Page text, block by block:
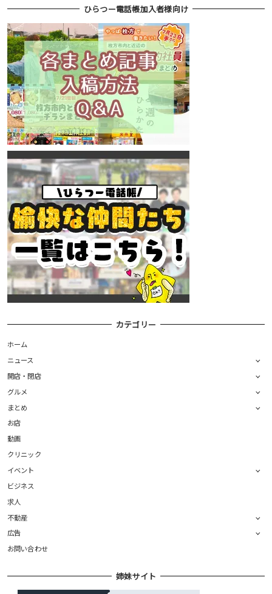
ひらつー電話帳加入者様向け
カテゴリー
ホーム
ニュース
開店・閉店
グルメ
まとめ
お店
動画
クリニック
イベント
ビジネス
求人
不動産
広告
お問い合わせ
姉妹サイト